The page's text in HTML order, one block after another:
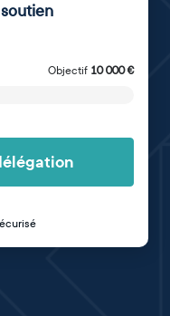
Objectif 10 000€